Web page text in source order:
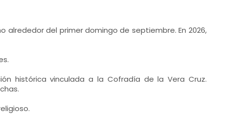
del primer domingo de septiembre. En 2026,
histórica vinculada a la Cofradía de la Vera Cruz.